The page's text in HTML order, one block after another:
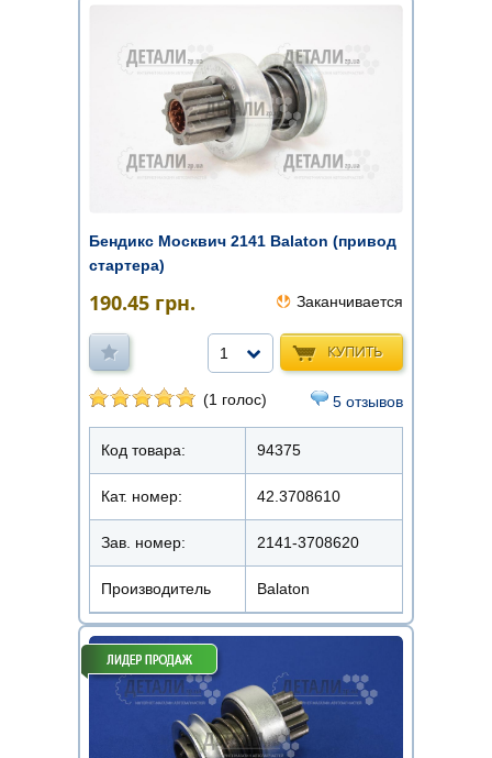
Бендикс Москвич 2141 Balaton (привод
стартера)
190.45 грн. Заканчивается
КУПИТЬ
1
(1 голос) 5 отзывов
Код товара: 94375
Кат. номер: 42.3708610
Зав. номер: 2141-3708620
Производитель Balaton